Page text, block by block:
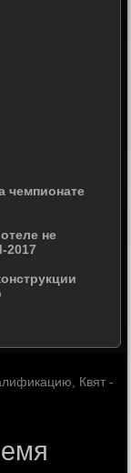
чемпионате
не
2017
Квят -